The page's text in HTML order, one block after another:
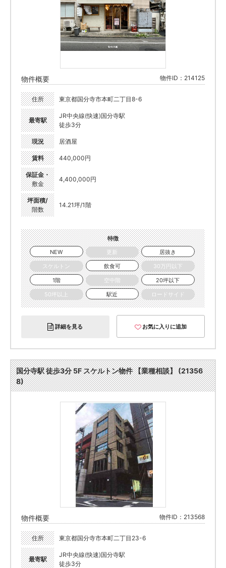
物件概要 物件ID：214125
住所 東京都国分寺市本町二丁目8-6
最寄駅
JR中央線(快速)国分寺駅
徒歩3分
現況 居酒屋
賃料 440,000円
保証金・
敷金
4,400,000円
坪面積/
階数
14.21坪/1階
特徴
NEW
更新
居抜き
スケルトン
飲食可
30万円以下
1階
空中階
20坪以下
50坪以上
駅近 ロードサイド
詳細を見る お気に入りに追加
国分寺駅 徒歩3分 5F スケルトン物件 【業種相談】 (21356
8)
物件概要 物件ID：213568
住所 東京都国分寺市本町二丁目23-6
最寄駅
JR中央線(快速)国分寺駅
徒歩3分